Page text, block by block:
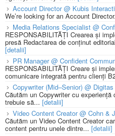
Account Director @ Kubis
We’re looking for an Account
Media Relations Specialist @
RESPONSABILITĂȚI Crearea și
presă Redactarea de conținut
[detalii]
PR Manager @ Confident
RESPONSABILITĂȚI Creare și
comunicare integrată pentru clienți
Copywriter (Mid–Senior) @
Căutăm un Copywriter cu
trebuie să... [detalii]
Video Content Creator @ Cohn &
Căutăm un Video Content Creator
content pentru unele dintre... [detalii]